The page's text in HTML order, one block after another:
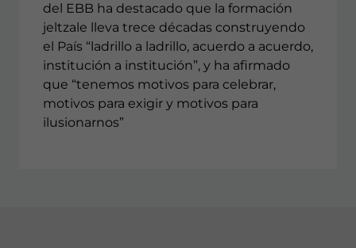
del EBB ha destacado que la formación
jeltzale lleva trece décadas construyendo
el País “ladrillo a ladrillo, acuerdo a acuerdo,
institución a institución”, y ha afirmado
que “tenemos motivos para celebrar,
motivos para exigir y motivos para
ilusionarnos”